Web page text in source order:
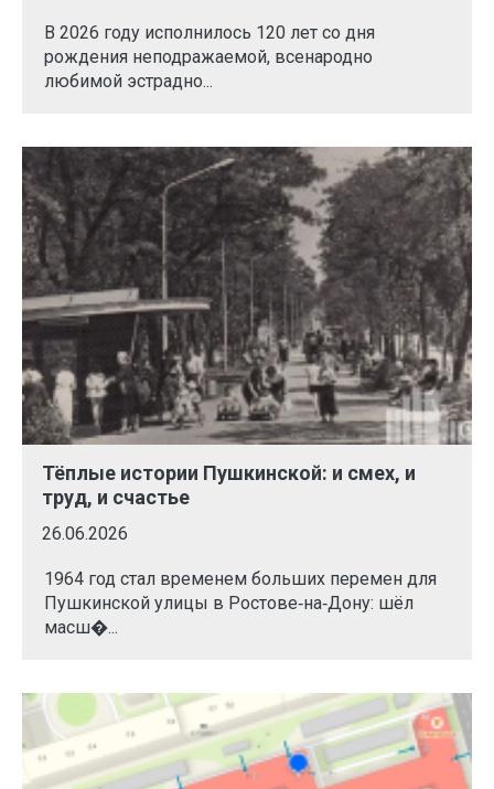
В 2026 году исполнилось 120 лет со дня
рождения неподражаемой, всенародно
любимой эстрадно...
Тёплые истории Пушкинской: и смех, и
труд, и счастье
26.06.2026
1964 год стал временем больших перемен для
Пушкинской улицы в Ростове‑на‑Дону: шёл
масш�...